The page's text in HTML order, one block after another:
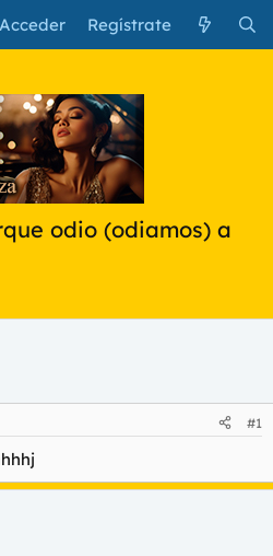
Acceder Regístrate
odio (odiamos) a
#1